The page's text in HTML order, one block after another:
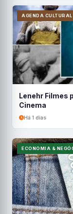
AGENDA CULTURAL
Lenehr Filmes
Cinema
Há 1 dias
ECONOMIA &